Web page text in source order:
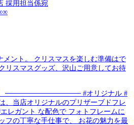
メント。 クリスマスを楽しむ準備はで
リスマスグッズ、沢山ご用意してお待
】 ─────────────── #オリジナル #
、当店オリジナルのプリザーブドフレ
レガント な配色で フォトフレームに
フの丁寧な手仕事で、 お花の魅力を最